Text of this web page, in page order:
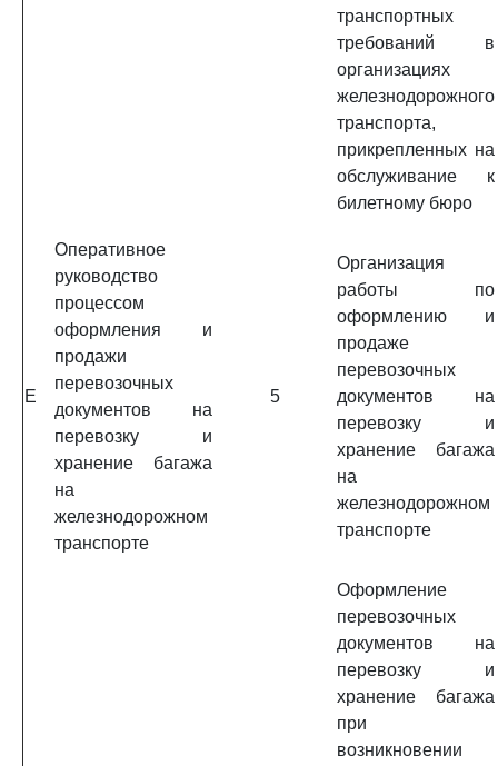
транспортных
требований в
организациях
железнодорожного
транспорта,
прикрепленных на
обслуживание к
билетному бюро
E
Оперативное
руководство
процессом
оформления и
продажи
перевозочных
документов на
перевозку и
хранение багажа
на
железнодорожном
транспорте
5
Организация
работы по
оформлению и
продаже
перевозочных
документов на
перевозку и
хранение багажа
на
железнодорожном
транспорте
Оформление
перевозочных
документов на
перевозку и
хранение багажа
при
возникновении